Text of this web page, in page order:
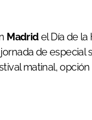
Madridel Día de
de especial
matinal,